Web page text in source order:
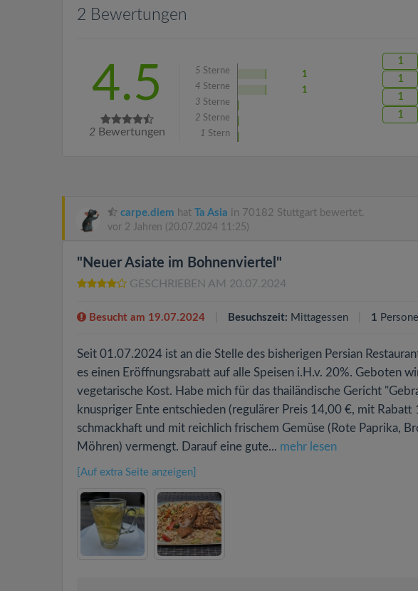
2 Bewertungen
4.5
2 Bewertungen
5 Sterne
1
4 Sterne
1
3 Sterne
2 Sterne
1 Stern
1
1
1
1
carpe.diem hat Ta Asia in 70182 Stuttgart bewertet.
vor 2 Jahren (20.07.2024 11:25)
"Neuer Asiate im Bohnenviertel"
GESCHRIEBEN AM 20.07.2024
Besucht am 19.07.2024 Besuchszeit: Mittagessen 1
Seit 01.07.2024 ist an die Stelle des bisherigen Persian
es einen Eröffnungsrabatt auf alle Speisen i.H.v. 20%. Geboten
vegetarische Kost. Habe mich für das thailändische Gericht
knuspriger Ente entschieden (regulärer Preis 14,00 €, mit
schmackhaft und mit reichlich frischem Gemüse (Rote Paprika,
Möhren) vermengt. Darauf eine gute... mehr lesen
[Auf extra Seite anzeigen]